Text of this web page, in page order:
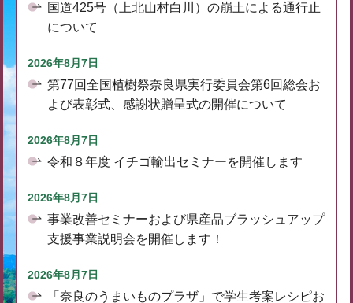
国道425号（上北山村白川）の崩土による通行止
について
2026年8月7日
第77回全国植樹祭奈良県実行委員会第6回総会お
よび表彰式、感謝状贈呈式の開催について
2026年8月7日
令和８年度 イチゴ輸出セミナーを開催します
2026年8月7日
事業改善セミナーおよび県産品ブラッシュアップ
支援事業説明会を開催します！
2026年8月7日
「奈良のうまいものプラザ」で学生考案レシピお